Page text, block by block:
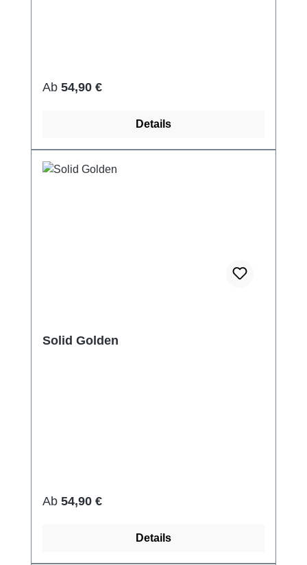
Regulärer Preis:
Ab 54,90 €
Details
Solid Golden
Regulärer Preis:
Ab 54,90 €
Details